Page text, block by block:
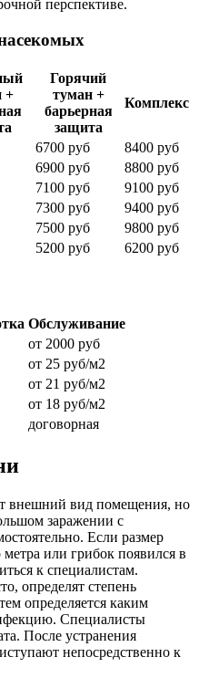
перспективе.
+
Горячий
туман +
барьерная
защита
Комплекс
6700 руб
8400 руб
6900 руб
8800 руб
7100 руб
9100 руб
7300 руб
9400 руб
7500 руб
9800 руб
5200 руб 6200 руб
Обслуживание
от 2000 руб
от 25 руб/м2
от 21 руб/м2
от 18 руб/м2
договорная
внешний вид помещения, но
заражении с
Если размер
или грибок появился в
к специалистам.
определят степень
определяется каким
Специалисты
После устранения
непосредственно к